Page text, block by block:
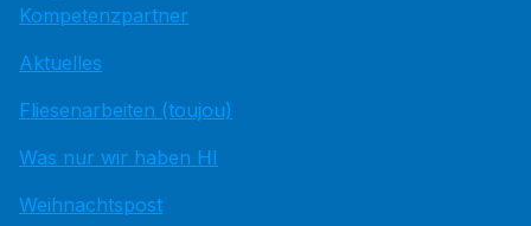
Kompetenzpartner
Aktuelles
Fliesenarbeiten (toujou)
Was nur wir haben HI
Weihnachtspost